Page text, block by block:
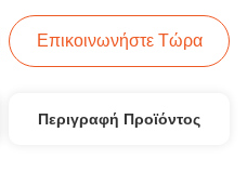
Επικοινωνήστε Τώρα
Περιγραφή Προϊόντος